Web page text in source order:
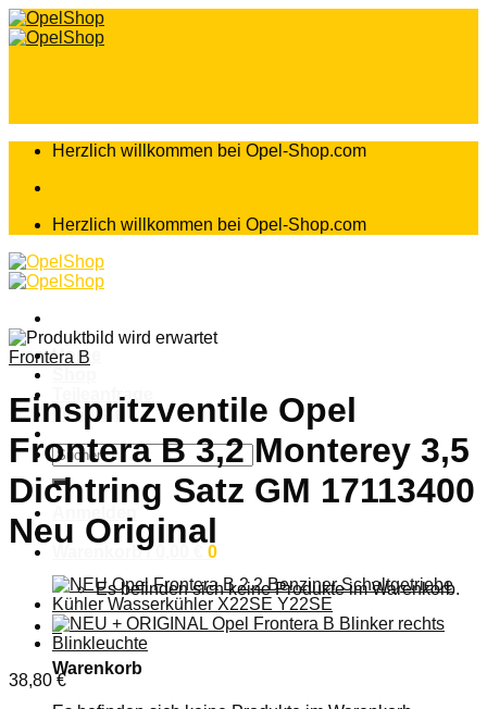
Zum
Inhalt
Herzlich willkommen bei Opel-Shop.com
Herzlich willkommen bei Opel-Shop.com
Home
Teileanfrage
Teileliste
Suchen
nach:
Warenkorb /
0
Es befinden sich keine Produkte im Warenkorb.
0
Warenkorb
Frontera B
Einspritzventile Opel
Frontera B 3,2 Monterey 3,5
Dichtring Satz GM 17113400
Neu Original
38,80€